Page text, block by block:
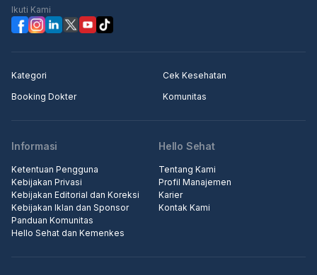
Ikuti Kami
Kategori
Cek Kesehatan
Booking Dokter
Komunitas
Informasi
Ketentuan Pengguna
Kebijakan Privasi
Kebijakan Editorial dan Koreksi
Kebijakan Iklan dan Sponsor
Panduan Komunitas
Hello Sehat dan Kemenkes
Hello Sehat
Tentang Kami
Profil Manajemen
Karier
Kontak Kami